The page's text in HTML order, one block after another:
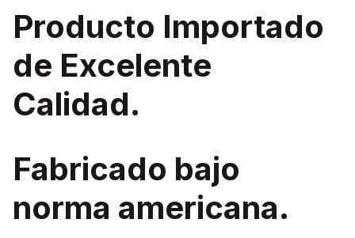
Producto Importado
de Excelente
Calidad.
Fabricado bajo
norma americana.